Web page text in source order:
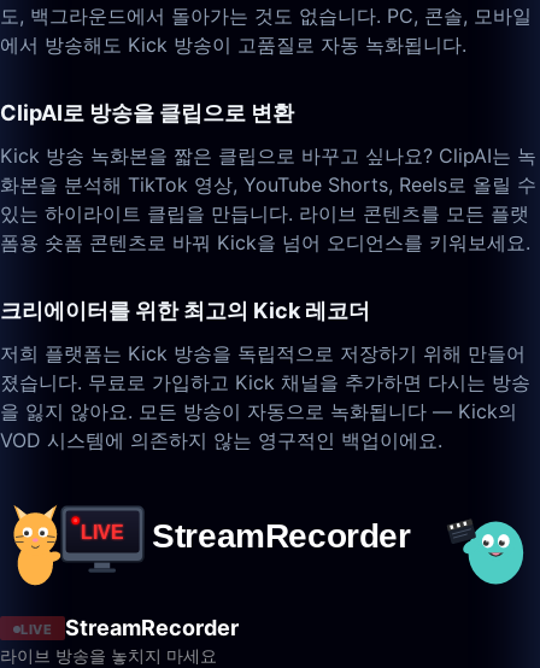
도, 백그라운드에서 돌아가는 것도 없습니다. PC, 콘솔, 모바일
에서 방송해도 Kick 방송이 고품질로 자동 녹화됩니다.
ClipAI로 방송을 클립으로 변환
Kick 방송 녹화본을 짧은 클립으로 바꾸고 싶나요? ClipAI는 녹
화본을 분석해 TikTok 영상, YouTube Shorts, Reels로 올릴 수
있는 하이라이트 클립을 만듭니다. 라이브 콘텐츠를 모든 플랫
폼용 숏폼 콘텐츠로 바꿔 Kick을 넘어 오디언스를 키워보세요.
크리에이터를 위한 최고의 Kick 레코더
저희 플랫폼는 Kick 방송을 독립적으로 저장하기 위해 만들어
졌습니다. 무료로 가입하고 Kick 채널을 추가하면 다시는 방송
을 잃지 않아요. 모든 방송이 자동으로 녹화됩니다 — Kick의
VOD 시스템에 의존하지 않는 영구적인 백업이에요.
LIVE StreamRecorder
라이브 방송을 놓치지 마세요